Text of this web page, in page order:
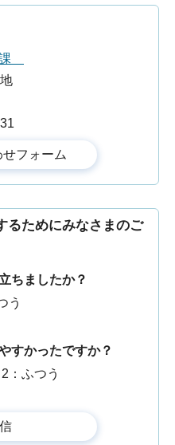
課
るためにみなさまのご
ちましたか？
う
すかったですか？
2：ふつう